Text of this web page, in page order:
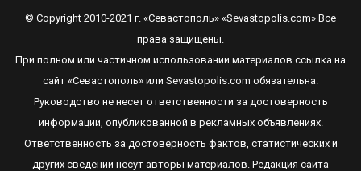
© Copyright 2010-2021 г. «Севастополь» «Sevastopolis.com» Все
права защищены.
При полном или частичном использовании материалов ссылка на
сайт «Севастополь» или Sevastopolis.com обязательна.
Руководство не несет ответственности за достоверность
информации, опубликованной в рекламных объявлениях.
Ответственность за достоверность фактов, статистических и
других сведений несут авторы материалов. Редакция сайта